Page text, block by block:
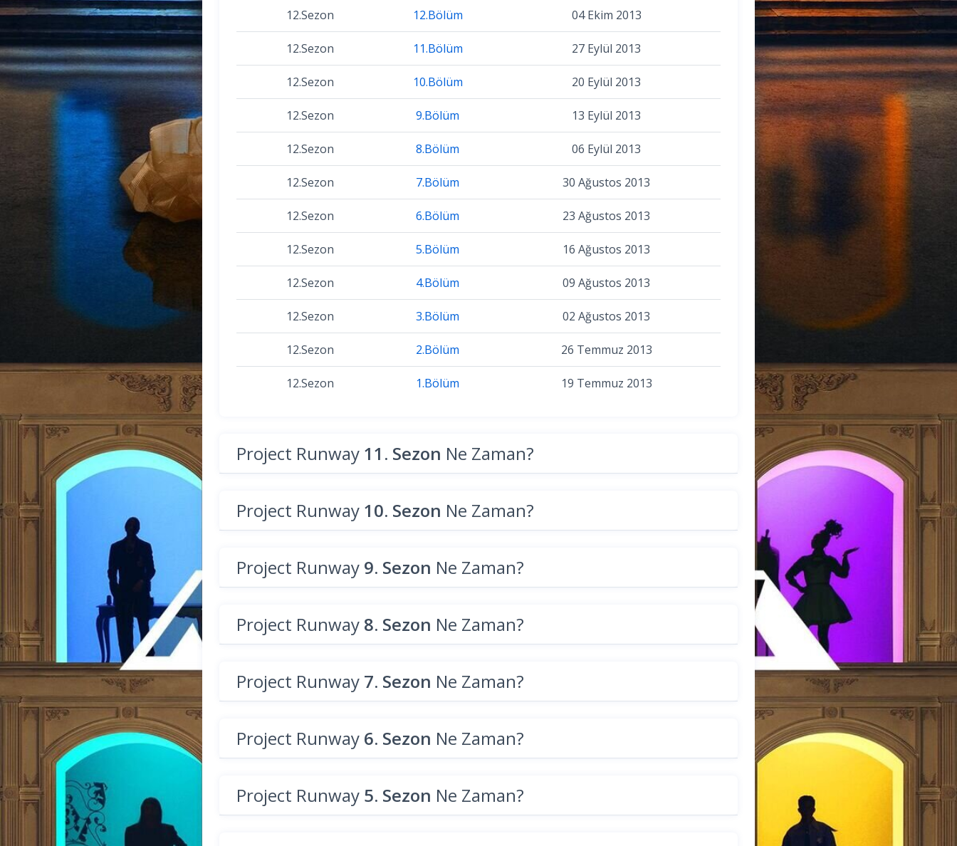
12.Sezon 12.Bölüm 04 Ekim 2013
12.Sezon 11.Bölüm 27 Eylül 2013
12.Sezon 10.Bölüm 20 Eylül 2013
12.Sezon 9.Bölüm 13 Eylül 2013
12.Sezon 8.Bölüm 06 Eylül 2013
12.Sezon 7.Bölüm 30 Ağustos 2013
12.Sezon 6.Bölüm 23 Ağustos 2013
12.Sezon 5.Bölüm 16 Ağustos 2013
12.Sezon 4.Bölüm 09 Ağustos 2013
12.Sezon 3.Bölüm 02 Ağustos 2013
12.Sezon 2.Bölüm 26 Temmuz 2013
12.Sezon 1.Bölüm 19 Temmuz 2013
Project Runway 11. Sezon Ne Zaman?
Project Runway 10. Sezon Ne Zaman?
Project Runway 9. Sezon Ne Zaman?
Project Runway 8. Sezon Ne Zaman?
Project Runway 7. Sezon Ne Zaman?
Project Runway 6. Sezon Ne Zaman?
Project Runway 5. Sezon Ne Zaman?